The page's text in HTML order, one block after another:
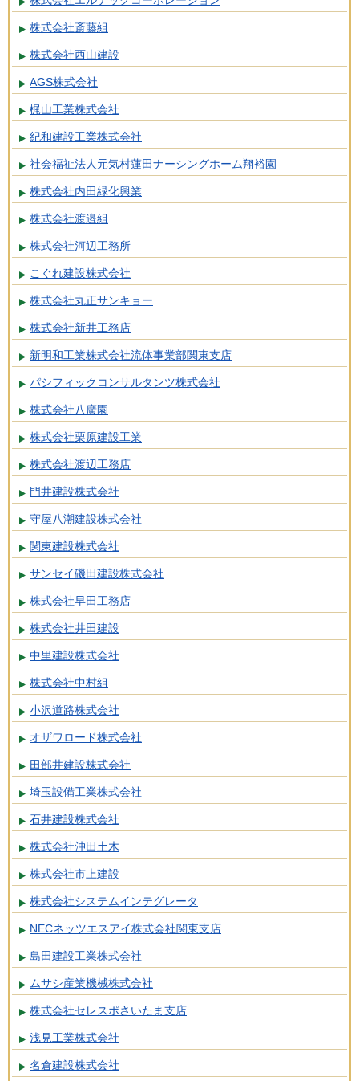
株式会社斎藤組
株式会社西山建設
AGS株式会社
梶山工業株式会社
紀和建設工業株式会社
社会福祉法人元気村蓮田ナーシングホーム翔裕園
株式会社内田緑化興業
株式会社渡邉組
株式会社河辺工務所
こぐれ建設株式会社
株式会社丸正サンキョー
株式会社新井工務店
新明和工業株式会社流体事業部関東支店
パシフィックコンサルタンツ株式会社
株式会社八廣園
株式会社栗原建設工業
株式会社渡辺工務店
門井建設株式会社
守屋八潮建設株式会社
関東建設株式会社
サンセイ磯田建設株式会社
株式会社早田工務店
株式会社井田建設
中里建設株式会社
株式会社中村組
小沢道路株式会社
オザワロード株式会社
田部井建設株式会社
埼玉設備工業株式会社
石井建設株式会社
株式会社沖田土木
株式会社市上建設
株式会社システムインテグレータ
NECネッツエスアイ株式会社関東支店
島田建設工業株式会社
ムサシ産業機械株式会社
株式会社セレスポさいたま支店
浅見工業株式会社
名倉建設株式会社